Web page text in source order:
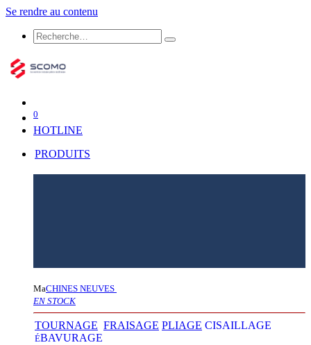
Se rendre au contenu
0
HOTLINE
PRODUITS
MaCHINES NEUVES
EN STOCK
TOURNAGE FRAISAGE PLIAGE CISAILLAGE
ÉBAVURAGE